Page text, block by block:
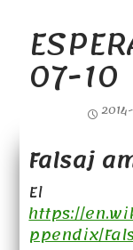
07-10
Falsaj
El
https://
ppendix/